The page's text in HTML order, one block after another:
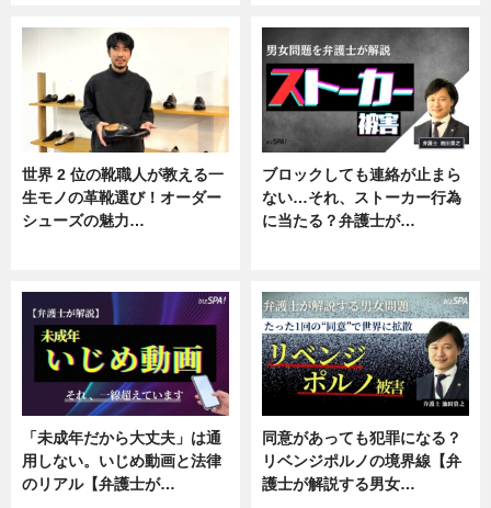
世界 2 位の靴職人が教える一
生モノの革靴選び！オーダー
シューズの魅力…
ブロックしても連絡が止まら
ない…それ、ストーカー行為
に当たる？弁護士が…
「未成年だから大丈夫」は通
用しない。いじめ動画と法律
のリアル【弁護士が…
同意があっても犯罪になる？
リベンジポルノの境界線【弁
護士が解説する男女…